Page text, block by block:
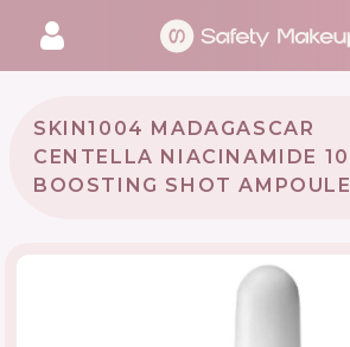
SKIN1004 MADAGASCAR
CENTELLA NIACINAMIDE 10
BOOSTING SHOT AMPOULE